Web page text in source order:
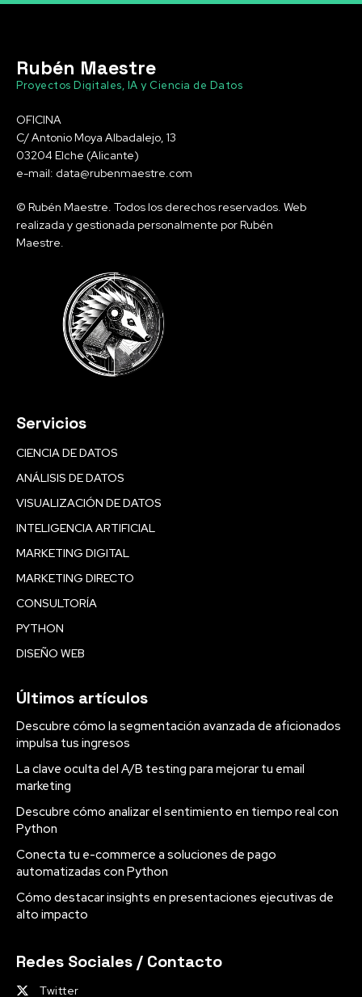
Rubén Maestre
Proyectos Digitales, IA y Ciencia de Datos
OFICINA
C/ Antonio Moya Albadalejo, 13
03204 Elche (Alicante)
e-mail: data@rubenmaestre.com
© Rubén Maestre. Todos los derechos reservados. Web
realizada y gestionada personalmente por Rubén
Maestre.
Servicios
CIENCIA DE DATOS
ANÁLISIS DE DATOS
VISUALIZACIÓN DE DATOS
INTELIGENCIA ARTIFICIAL
MARKETING DIGITAL
MARKETING DIRECTO
CONSULTORÍA
PYTHON
DISEÑO WEB
Últimos artículos
Descubre cómo la segmentación avanzada de aficionados
impulsa tus ingresos
La clave oculta del A/B testing para mejorar tu email
marketing
Descubre cómo analizar el sentimiento en tiempo real con
Python
Conecta tu e-commerce a soluciones de pago
automatizadas con Python
Cómo destacar insights en presentaciones ejecutivas de
alto impacto
Redes Sociales / Contacto
Twitter